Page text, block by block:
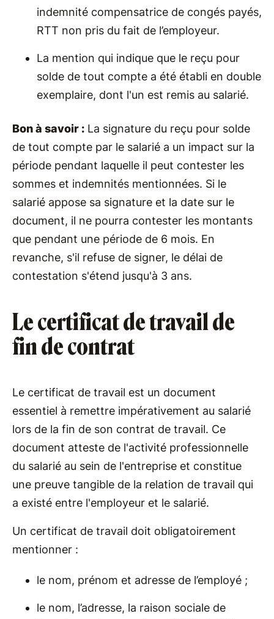
indemnité compensatrice de congés payés,
RTT non pris du fait de l’employeur.
La mention qui indique que le reçu pour
solde de tout compte a été établi en double
exemplaire, dont l'un est remis au salarié.
Bon à savoir : La signature du reçu pour solde
de tout compte par le salarié a un impact sur la
période pendant laquelle il peut contester les
sommes et indemnités mentionnées. Si le
salarié appose sa signature et la date sur le
document, il ne pourra contester les montants
que pendant une période de 6 mois. En
revanche, s'il refuse de signer, le délai de
contestation s'étend jusqu'à 3 ans.
Le certificat de travail de
fin de contrat
Le certificat de travail est un document
essentiel à remettre impérativement au salarié
lors de la fin de son contrat de travail. Ce
document atteste de l'activité professionnelle
du salarié au sein de l'entreprise et constitue
une preuve tangible de la relation de travail qui
a existé entre l'employeur et le salarié.
Un certificat de travail doit obligatoirement
mentionner :
le nom, prénom et adresse de l’employé ;
le nom, l’adresse, la raison sociale de